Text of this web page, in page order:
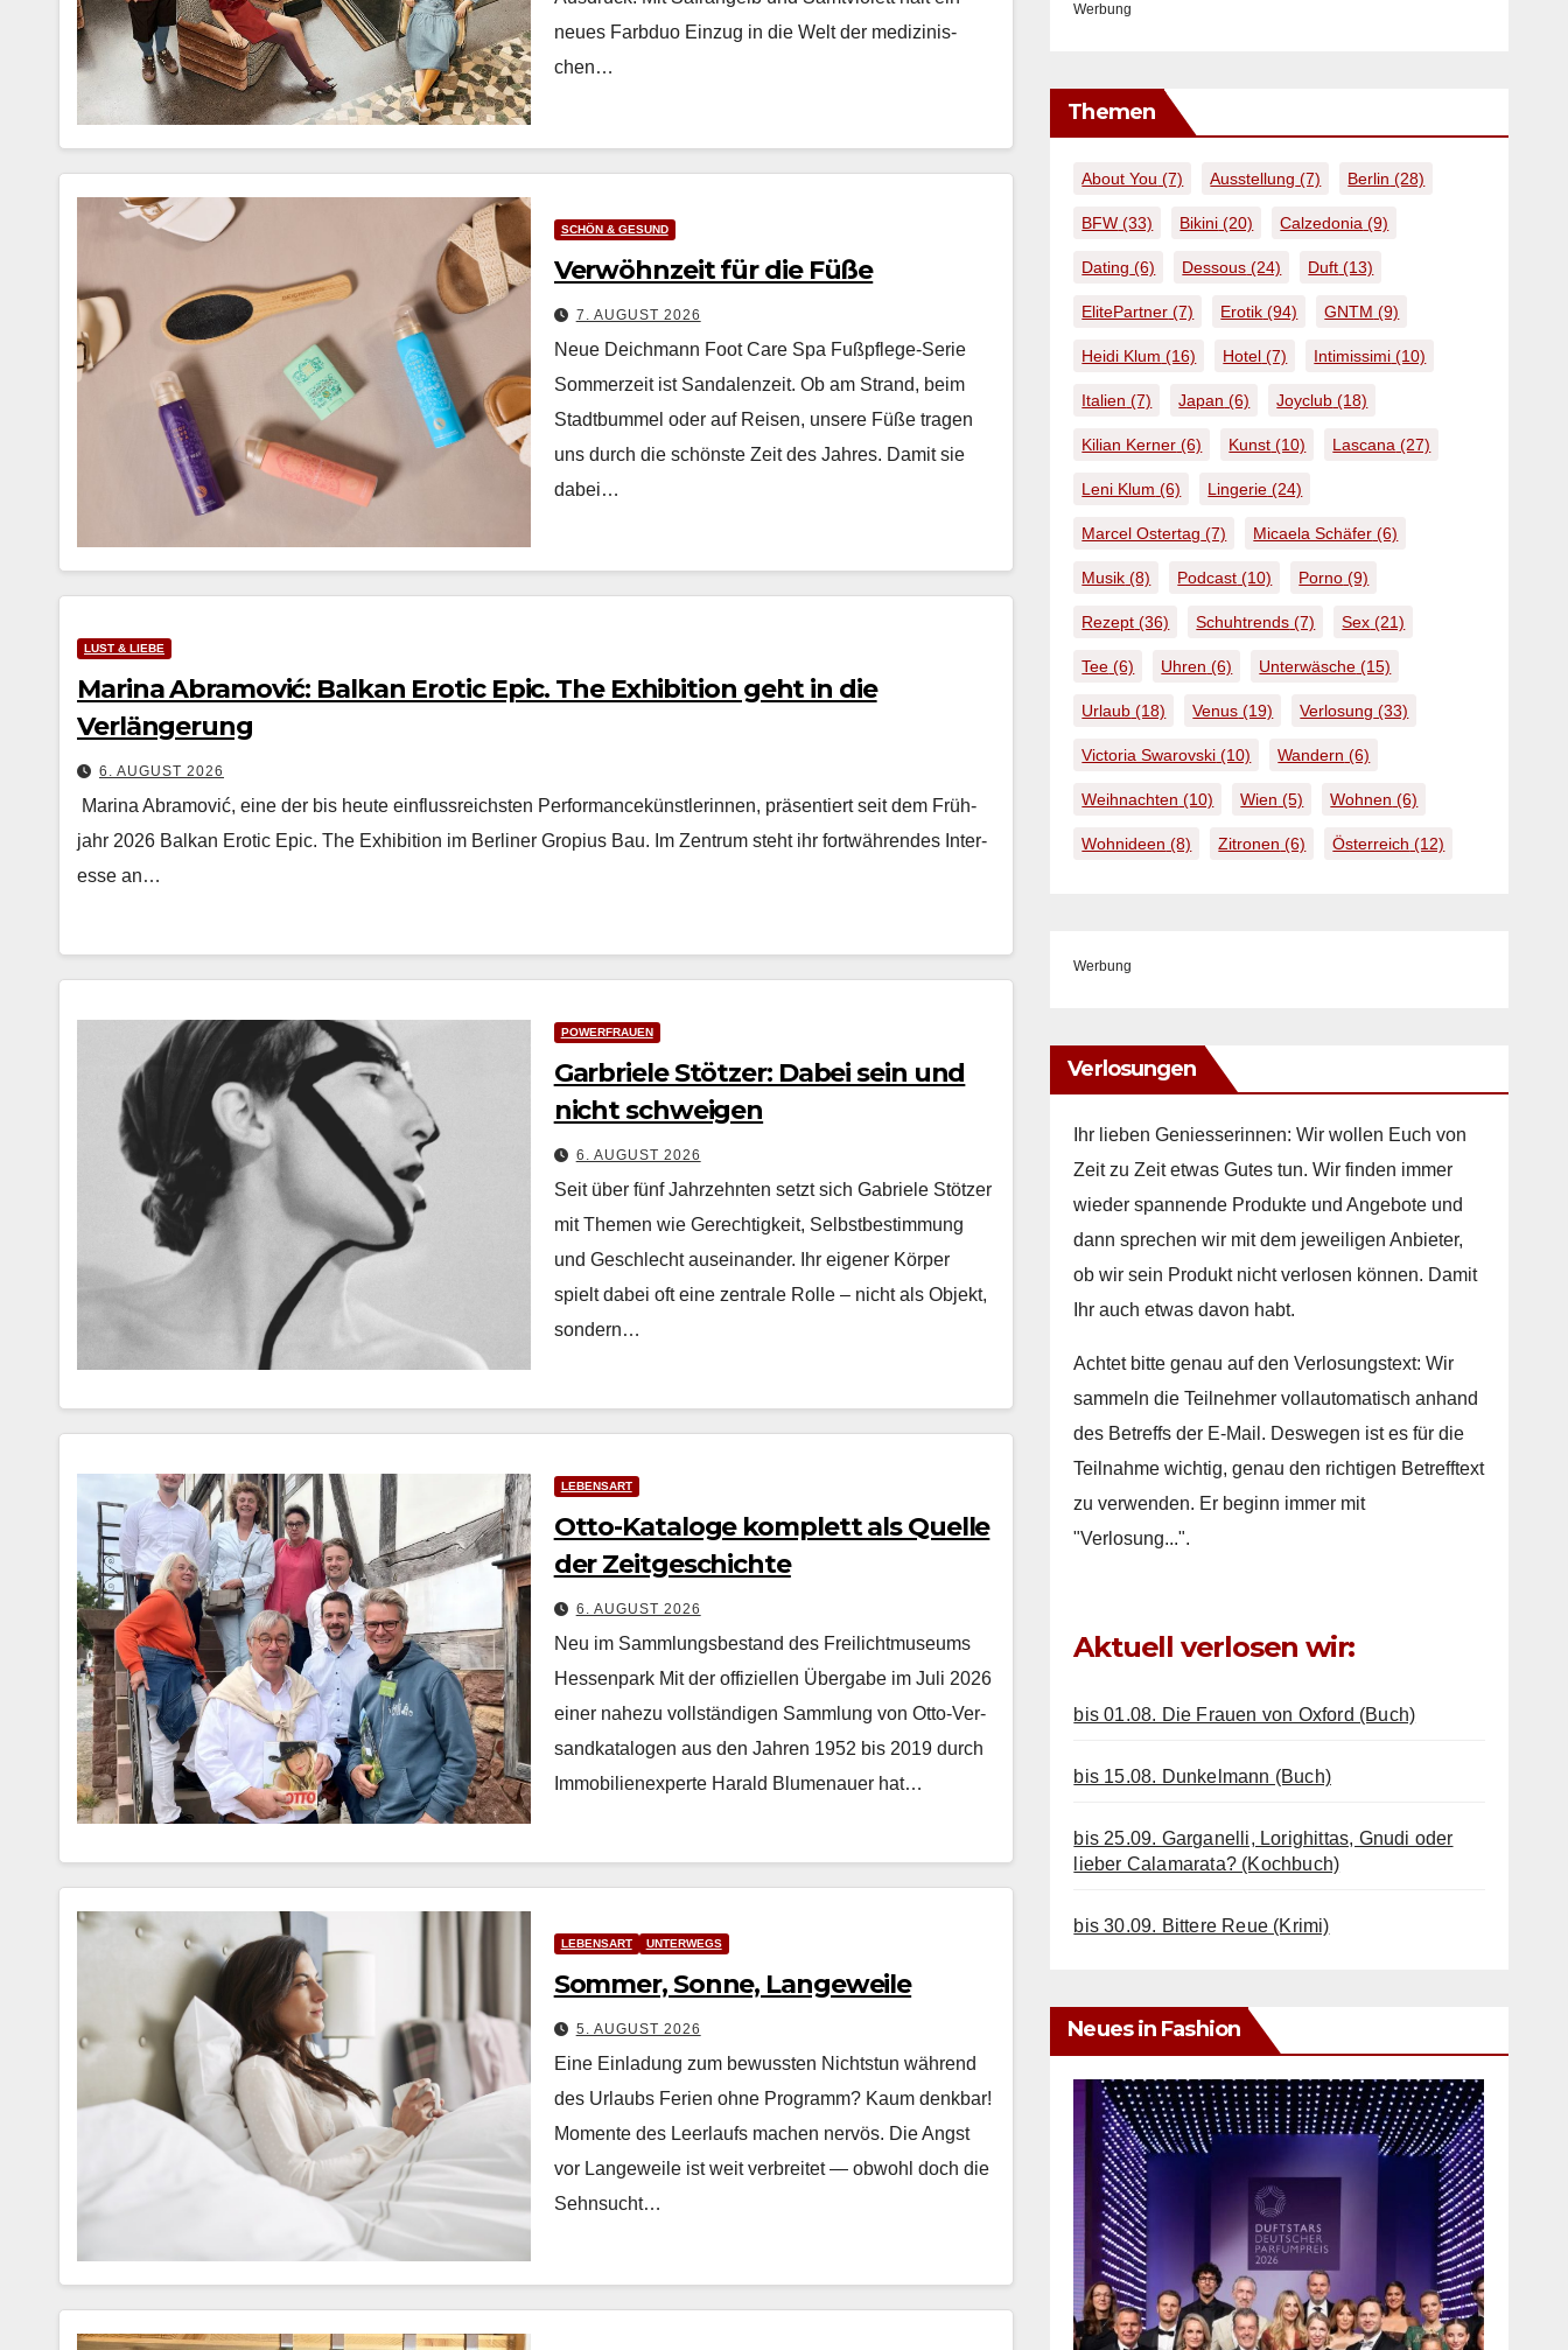
neues Farb­duo Einzug in die Welt der medi­zinis­
chen…
SCHÖN & GESUND
Verwöhnzeit für die Füße
7. AUGUST 2026
Neue Deichmann Foot Care Spa Fußpflege-Serie
Som­merzeit ist San­dalen­zeit. Ob am Strand, beim
Stadt­bum­mel oder auf Reisen, unsere Füße tra­gen
uns durch die schön­ste Zeit des Jahres. Damit sie
dabei…
LUST & LIEBE
Marina Abramović: Balkan Erotic Epic. The Exhibition geht in die
Verlängerung
6. AUGUST 2026
Mari­na Abramović, eine der bis heute ein­flussre­ich­sten Per­for­mancekün­st­lerin­nen, präsen­tiert seit dem Früh­
jahr 2026 Balkan Erot­ic Epic. The Exhi­bi­tion im Berlin­er Gropius Bau. Im Zen­trum ste­ht ihr fortwähren­des Inter­
esse an…
POWERFRAUEN
Garbriele Stötzer: Dabei sein und
nicht schweigen
6. AUGUST 2026
Seit über fünf Jahrzehn­ten set­zt sich Gabriele Stötzer
mit The­men wie Gerechtigkeit, Selb­st­bes­tim­mung
und Geschlecht auseinan­der. Ihr eigen­er Kör­p­er
spielt dabei oft eine zen­trale Rolle – nicht als Objekt,
son­dern…
LEBENSART
Otto-Kataloge komplett als Quelle
der Zeitgeschichte
6. AUGUST 2026
Neu im Sammlungsbestand des Freilichtmuseums
Hessenpark Mit der offiziellen Über­gabe im Juli 2026
ein­er nahezu voll­ständi­gen Samm­lung von Otto-Ver­
sand­kat­a­lo­gen aus den Jahren 1952 bis 2019 durch
Immo­bilienex­perte Har­ald Blu­me­nauer hat…
LEBENSART UNTERWEGS
Sommer, Sonne, Langeweile
5. AUGUST 2026
Eine Einladung zum bewussten Nichtstun während
des Urlaubs Ferien ohne Pro­gramm? Kaum denkbar!
Momente des Leer­laufs machen nervös. Die Angst
vor Langeweile ist weit ver­bre­it­et — obwohl doch die
Sehn­sucht…
Werbung
Themen
About You (7) Ausstellung (7) Berlin (28)
BFW (33) Bikini (20) Calzedonia (9)
Dating (6) Dessous (24) Duft (13)
ElitePartner (7) Erotik (94) GNTM (9)
Heidi Klum (16) Hotel (7) Intimissimi (10)
Italien (7) Japan (6) Joyclub (18)
Kilian Kerner (6) Kunst (10) Lascana (27)
Leni Klum (6) Lingerie (24)
Marcel Ostertag (7) Micaela Schäfer (6)
Musik (8) Podcast (10) Porno (9)
Rezept (36) Schuhtrends (7) Sex (21)
Tee (6) Uhren (6) Unterwäsche (15)
Urlaub (18) Venus (19) Verlosung (33)
Victoria Swarovski (10) Wandern (6)
Weihnachten (10) Wien (5) Wohnen (6)
Wohnideen (8) Zitronen (6) Österreich (12)
Werbung
Verlosungen
Ihr lieben Geniesserinnen: Wir wollen Euch von
Zeit zu Zeit etwas Gutes tun. Wir finden immer
wieder spannende Produkte und Angebote und
dann sprechen wir mit dem jeweiligen Anbieter,
ob wir sein Produkt nicht verlosen können. Damit
Ihr auch etwas davon habt.
Achtet bitte genau auf den Verlosungstext: Wir
sammeln die Teilnehmer vollautomatisch anhand
des Betreffs der E-Mail. Deswegen ist es für die
Teilnahme wichtig, genau den richtigen Betrefftext
zu verwenden. Er beginn immer mit
"Verlosung...".
Aktuell verlosen wir:
bis 01.08. Die Frauen von Oxford (Buch)
bis 15.08. Dunkelmann (Buch)
bis 25.09. Garganelli, Lorighittas, Gnudi oder
lieber Calamarata? (Kochbuch)
bis 30.09. Bittere Reue (Krimi)
Neues in Fashion